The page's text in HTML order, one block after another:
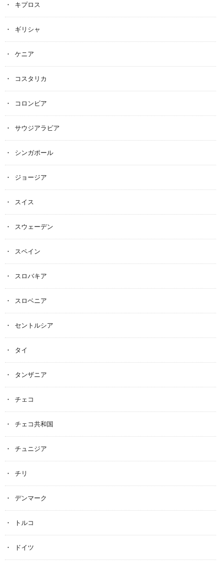
キプロス
ギリシャ
ケニア
コスタリカ
コロンビア
サウジアラビア
シンガポール
ジョージア
スイス
スウェーデン
スペイン
スロバキア
スロベニア
セントルシア
タイ
タンザニア
チェコ
チェコ共和国
チュニジア
チリ
デンマーク
トルコ
ドイツ